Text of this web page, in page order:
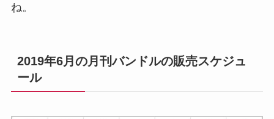
ね。
2019年6月の月刊バンドルの販売スケジュ
ール